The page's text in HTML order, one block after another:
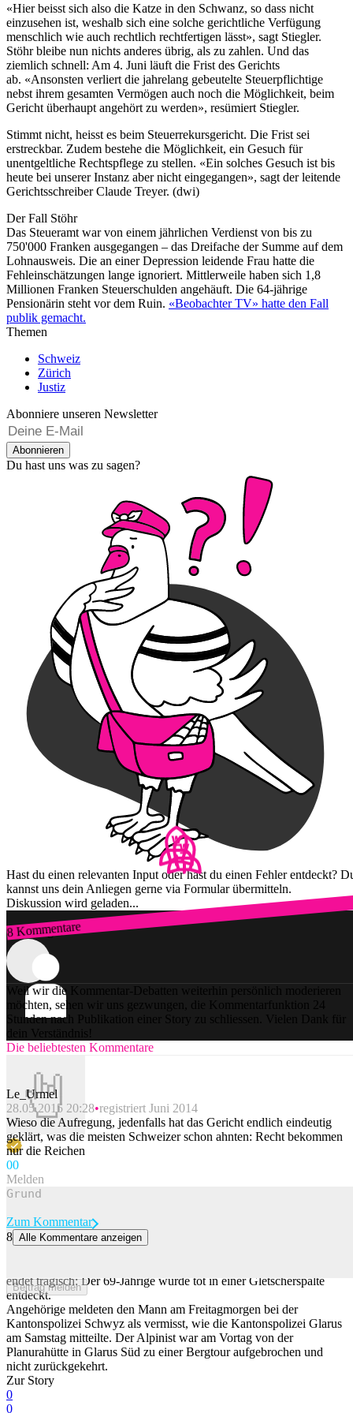
«Hier beisst sich also die Katze in den Schwanz, so dass nicht
einzusehen ist, weshalb sich eine solche gerichtliche Verfügung
menschlich wie auch rechtlich rechtfertigen lässt», sagt Stiegler.
Stöhr bleibe nun nichts anderes übrig, als zu zahlen. Und das
ziemlich schnell: Am 4. Juni läuft die Frist des Gerichts
ab. «Ansonsten verliert die jahrelang gebeutelte Steuerpflichtige
nebst ihrem gesamten Vermögen auch noch die Möglichkeit, beim
Gericht überhaupt angehört zu werden», resümiert Stiegler.
Stimmt nicht, heisst es beim Steuerrekursgericht. Die Frist sei
erstreckbar. Zudem bestehe die Möglichkeit, ein Gesuch für
unentgeltliche Rechtspflege zu stellen. «Ein solches Gesuch ist bis
heute bei unserer Instanz aber nicht eingegangen», sagt der leitende
Gerichtsschreiber Claude Treyer. (dwi)
Der Fall Stöhr
Das Steueramt war von einem jährlichen Verdienst von bis zu
750'000 Franken ausgegangen – das Dreifache der Summe auf dem
Lohnausweis. Die an einer Depression leidende Frau hatte die
Fehleinschätzungen lange ignoriert. Mittlerweile haben sich 1,8
Millionen Franken Steuerschulden angehäuft. Die 64-jährige
Pensionärin steht vor dem Ruin. «Beobachter TV» hatte den Fall
publik gemacht.
Themen
Schweiz
Zürich
Justiz
Abonniere unseren Newsletter
Abonnieren
Du hast uns was zu sagen?
Hast du einen relevanten Input oder hast du einen Fehler entdeckt?
kannst uns dein Anliegen gerne via Formular übermitteln.
Diskussion wird geladen...
8 Kommentare
Zum Login
Weil wir die Kommentar-Debatten weiterhin persönlich moderieren
möchten, sehen wir uns gezwungen, die Kommentarfunktion 24
Stunden nach Publikation einer Story zu schliessen. Vielen Dank für
dein Verständnis!
Die beliebtesten Kommentare
Le_Urmel
28.05.2015 20:28 registriert Juni 2014
Wieso die Aufregung, jedenfalls hat das Gericht endlich eindeutig
geklärt, was die meisten Schweizer schon ahnten: Recht bekommen
nur die Reichen
00
Melden
Beitrag melden
Zum Kommentar
8 Alle Kommentare anzeigen
endet tragisch: Der 69-Jährige wurde tot in einer Gletscherspalte
entdeckt.
Angehörige meldeten den Mann am Freitagmorgen bei der
Kantonspolizei Schwyz als vermisst, wie die Kantonspolizei Glarus
am Samstag mitteilte. Der Alpinist war am Vortag von der
Planurahütte in Glarus Süd zu einer Bergtour aufgebrochen und
nicht zurückgekehrt.
Zur Story
0
0